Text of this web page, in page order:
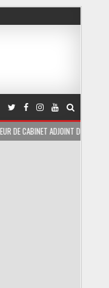
DU PRÉSIDENT DE LA